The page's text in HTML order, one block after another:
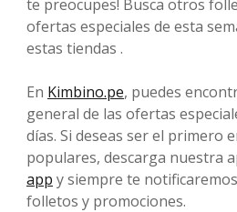
te preocupes! Busca otros
ofertas especiales de esta
estas tiendas .
En Kimbino.pe, puedes
general de las ofertas
días. Si deseas ser el primero
populares, descarga nuestra
app y siempre te
folletos y promociones.